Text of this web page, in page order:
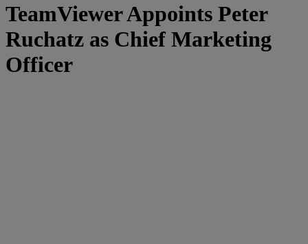
TeamViewer Appoints Peter
Ruchatz as Chief Marketing
Officer